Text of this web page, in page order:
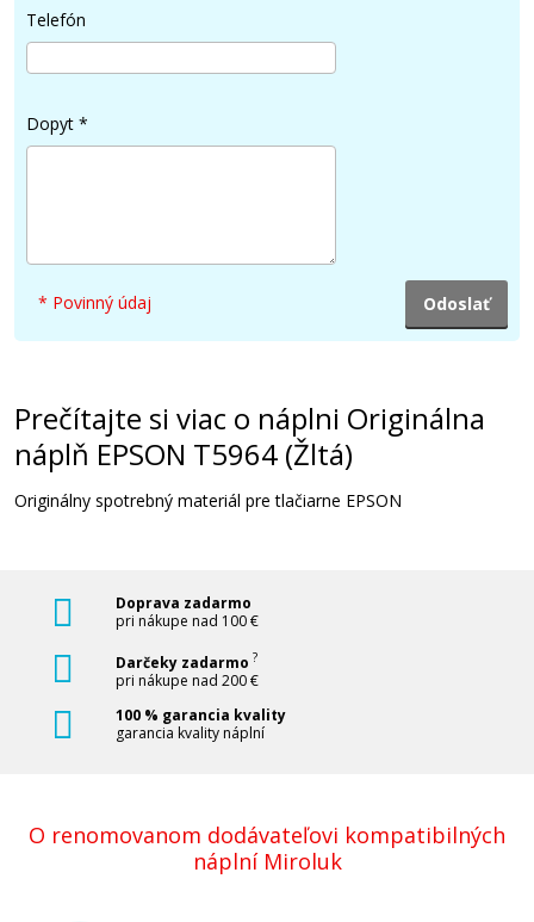
Pridať do košíka
227,90 €
Pridať do košíka
Originálna náplň EPSON T5967 (Svetlo
čierna)
Originálna náplň
227,90 €
Telefón
Dopyt *
* Povinný údaj
Prečítajte si viac o náplni Originálna
náplň EPSON T5964 (Žltá)
Originálny spotrebný materiál pre tlačiarne EPSON
Doprava zadarmo
pri nákupe nad 100 €
Darčeky zadarmo ?
pri nákupe nad 200 €
100 % garancia kvality
garancia kvality náplní
O renomovanom dodávateľovi kompatibilných
náplní Miroluk